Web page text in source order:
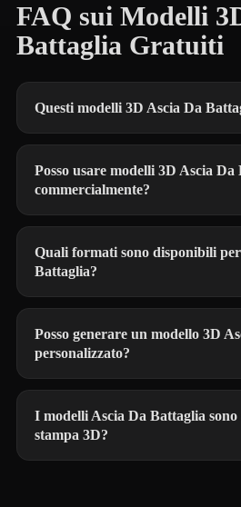
FAQ sui Modelli
Battaglia Gratuiti
Questi modelli 3D Ascia Da
Posso usare modelli 3D Ascia Da
commercialmente?
Quali formati sono disponibili
Battaglia?
Posso generare un modello 3D
personalizzato?
I modelli Ascia Da Battaglia
stampa 3D?